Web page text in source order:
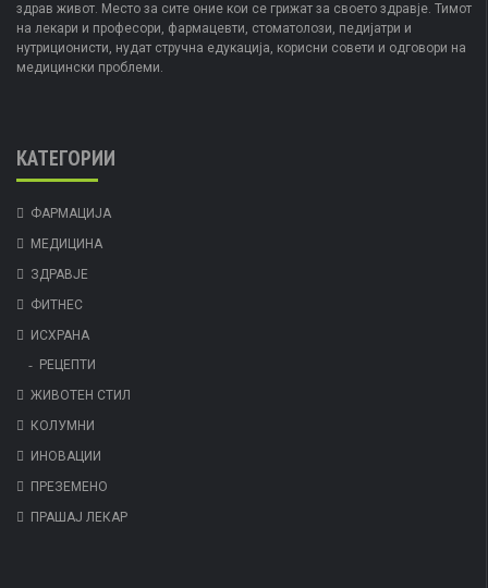
здрав живот. Место за сите оние кои се грижат за своето здравје. Тимот
на лекари и професори, фармацевти, стоматолози, педијатри и
нутриционисти, нудат стручна едукација, корисни совети и одговори на
медицински проблеми.
КАТЕГОРИИ
ФАРМАЦИЈА
МЕДИЦИНА
ЗДРАВЈЕ
ФИТНЕС
ИСХРАНА
РЕЦЕПТИ
ЖИВОТЕН СТИЛ
КОЛУМНИ
ИНОВАЦИИ
ПРЕЗЕМЕНО
ПРАШАЈ ЛЕКАР